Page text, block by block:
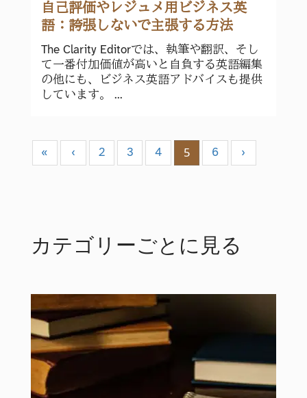
自己評価やレジュメ用ビジネス英
語：誇張しないで主張する方法
The Clarity Editorでは、執筆や翻訳、そし
て一番付加価値が高いと自負する英語編集
の他にも、ビジネス英語アドバイスも提供
しています。 ...
« ‹ 2 3 4 5 6 ›
カテゴリーごとに見る